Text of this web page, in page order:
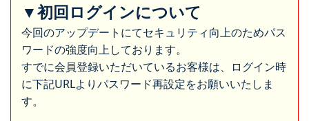
▼初回ログインについて
今回のアップデートにてセキュリティ向上のためパス
ワードの強度向上しております。
すでに会員登録いただいているお客様は、ログイン時
に下記URLよりパスワード再設定をお願いいたしま
す。